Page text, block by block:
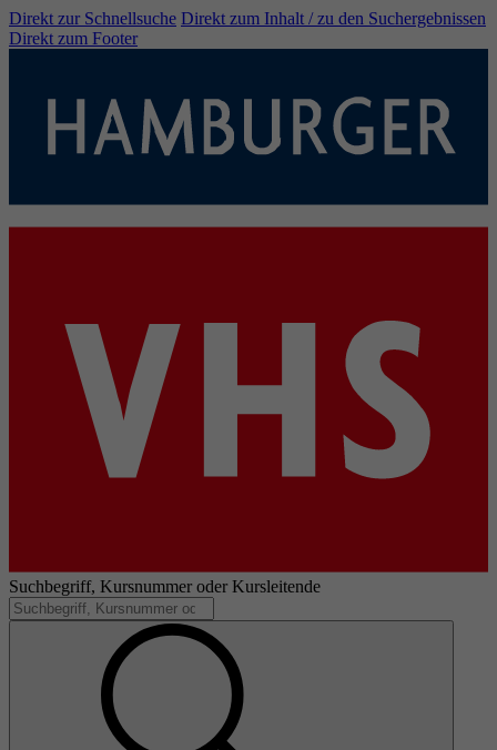
Direkt zur Schnellsuche Direkt zum Inhalt / zu den Suchergebnissen
Direkt zum Footer
Suchbegriff, Kursnummer oder Kursleitende